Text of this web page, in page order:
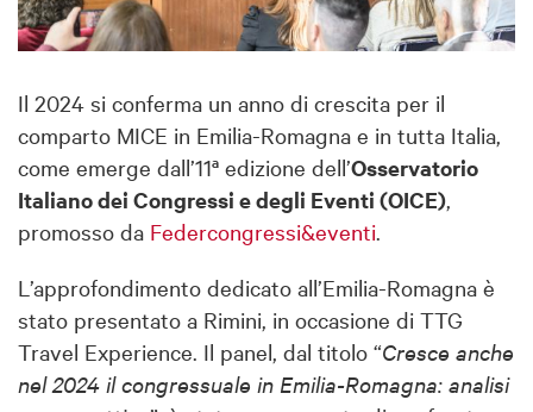
Il 2024 si conferma un anno di crescita per il
comparto MICE in Emilia-Romagna e in tutta Italia,
come emerge dall’11ª edizione dell’Osservatorio
Italiano dei Congressi e degli Eventi (OICE),
promosso da Federcongressi&eventi.
L’approfondimento dedicato all’Emilia-Romagna è
stato presentato a Rimini, in occasione di TTG
Travel Experience. Il panel, dal titolo “Cresce anche
nel 2024 il congressuale in Emilia-Romagna: analisi